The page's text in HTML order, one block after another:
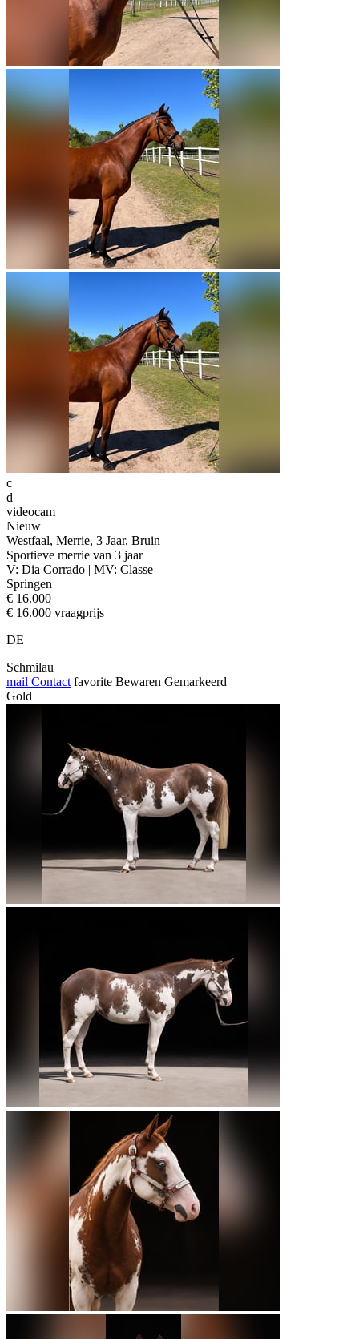
c
d
videocam
Nieuw
Westfaal, Merrie, 3 Jaar, Bruin
Sportieve merrie van 3 jaar
V: Dia Corrado | MV: Classe
Springen
€ 16.000
€ 16.000 vraagprijs
DE
Schmilau
mail Contact favorite Bewaren Gemarkeerd
Gold